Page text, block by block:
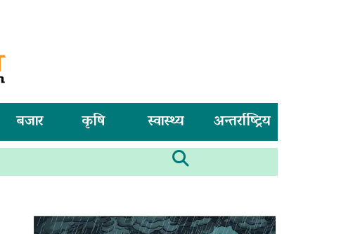
बजार कृषि स्वास्थ्य अन्तर्राष्ट्रिय